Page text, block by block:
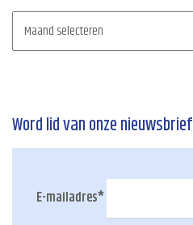
Word lid van onze nieuwsbrief
E-mailadres*